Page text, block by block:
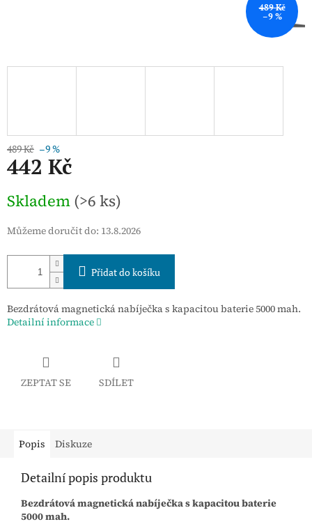
489 Kč
–9 %
489 Kč –9 %
442 Kč
cena:
Skladem (>6 ks)
Můžeme doručit do: 13.8.2026
Přidat do košíku
Bezdrátová magnetická nabíječka s kapacitou baterie 5000 mah.
Detailní informace
ZEPTAT SE SDÍLET
Popis Diskuze
Detailní popis produktu
Bezdrátová magnetická nabíječka s kapacitou baterie
5000 mah.